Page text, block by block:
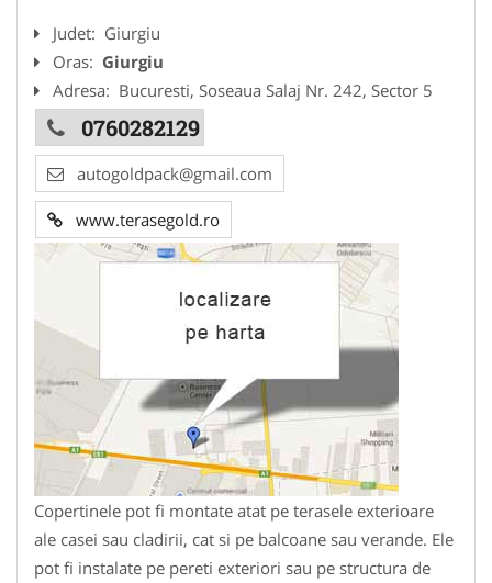
Judet: Giurgiu
Oras: Giurgiu
Adresa: Bucuresti, Soseaua Salaj Nr. 242, Sector 5
0760282129
autogoldpack@gmail.com
www.terasegold.ro
Copertinele pot fi montate atat pe terasele exterioare
ale casei sau cladirii, cat si pe balcoane sau verande. Ele
pot fi instalate pe pereti exteriori sau pe structura de